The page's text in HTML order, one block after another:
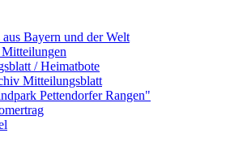
Bayern und der Welt
/ Heimatbote
Mitteilungsblatt
Pettendorfer Rangen"